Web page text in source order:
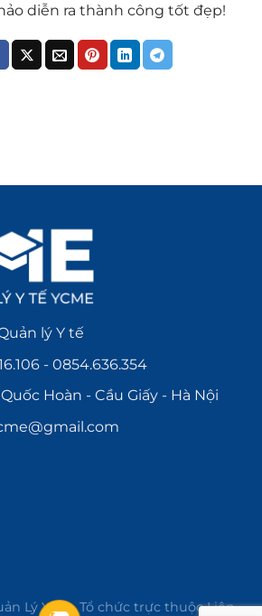
diễn ra thành công tốt đẹp!
lý Y tế
- 0854.636.354
Hoàn - Cầu Giấy - Hà Nội
Lý Y tế - Tổ chức trực thuộc Liên